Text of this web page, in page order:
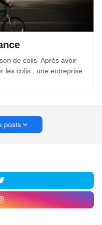
de colis Après avoir
les colis , une entreprise
posts